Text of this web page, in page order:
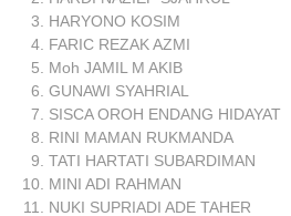
HARYONO KOSIM
FARIC REZAK AZMI
Moh JAMIL M AKIB
GUNAWI SYAHRIAL
SISCA OROH ENDANG HIDAYAT
RINI MAMAN RUKMANDA
TATI HARTATI SUBARDIMAN
MINI ADI RAHMAN
NUKI SUPRIADI ADE TAHER